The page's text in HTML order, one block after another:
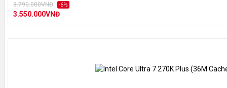
3.790.000VNĐ -6%
3.550.000VNĐ